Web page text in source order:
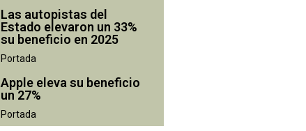
Las autopistas del
Estado elevaron un 33%
su beneficio en 2025
Portada
Apple eleva su beneficio
un 27%
Portada